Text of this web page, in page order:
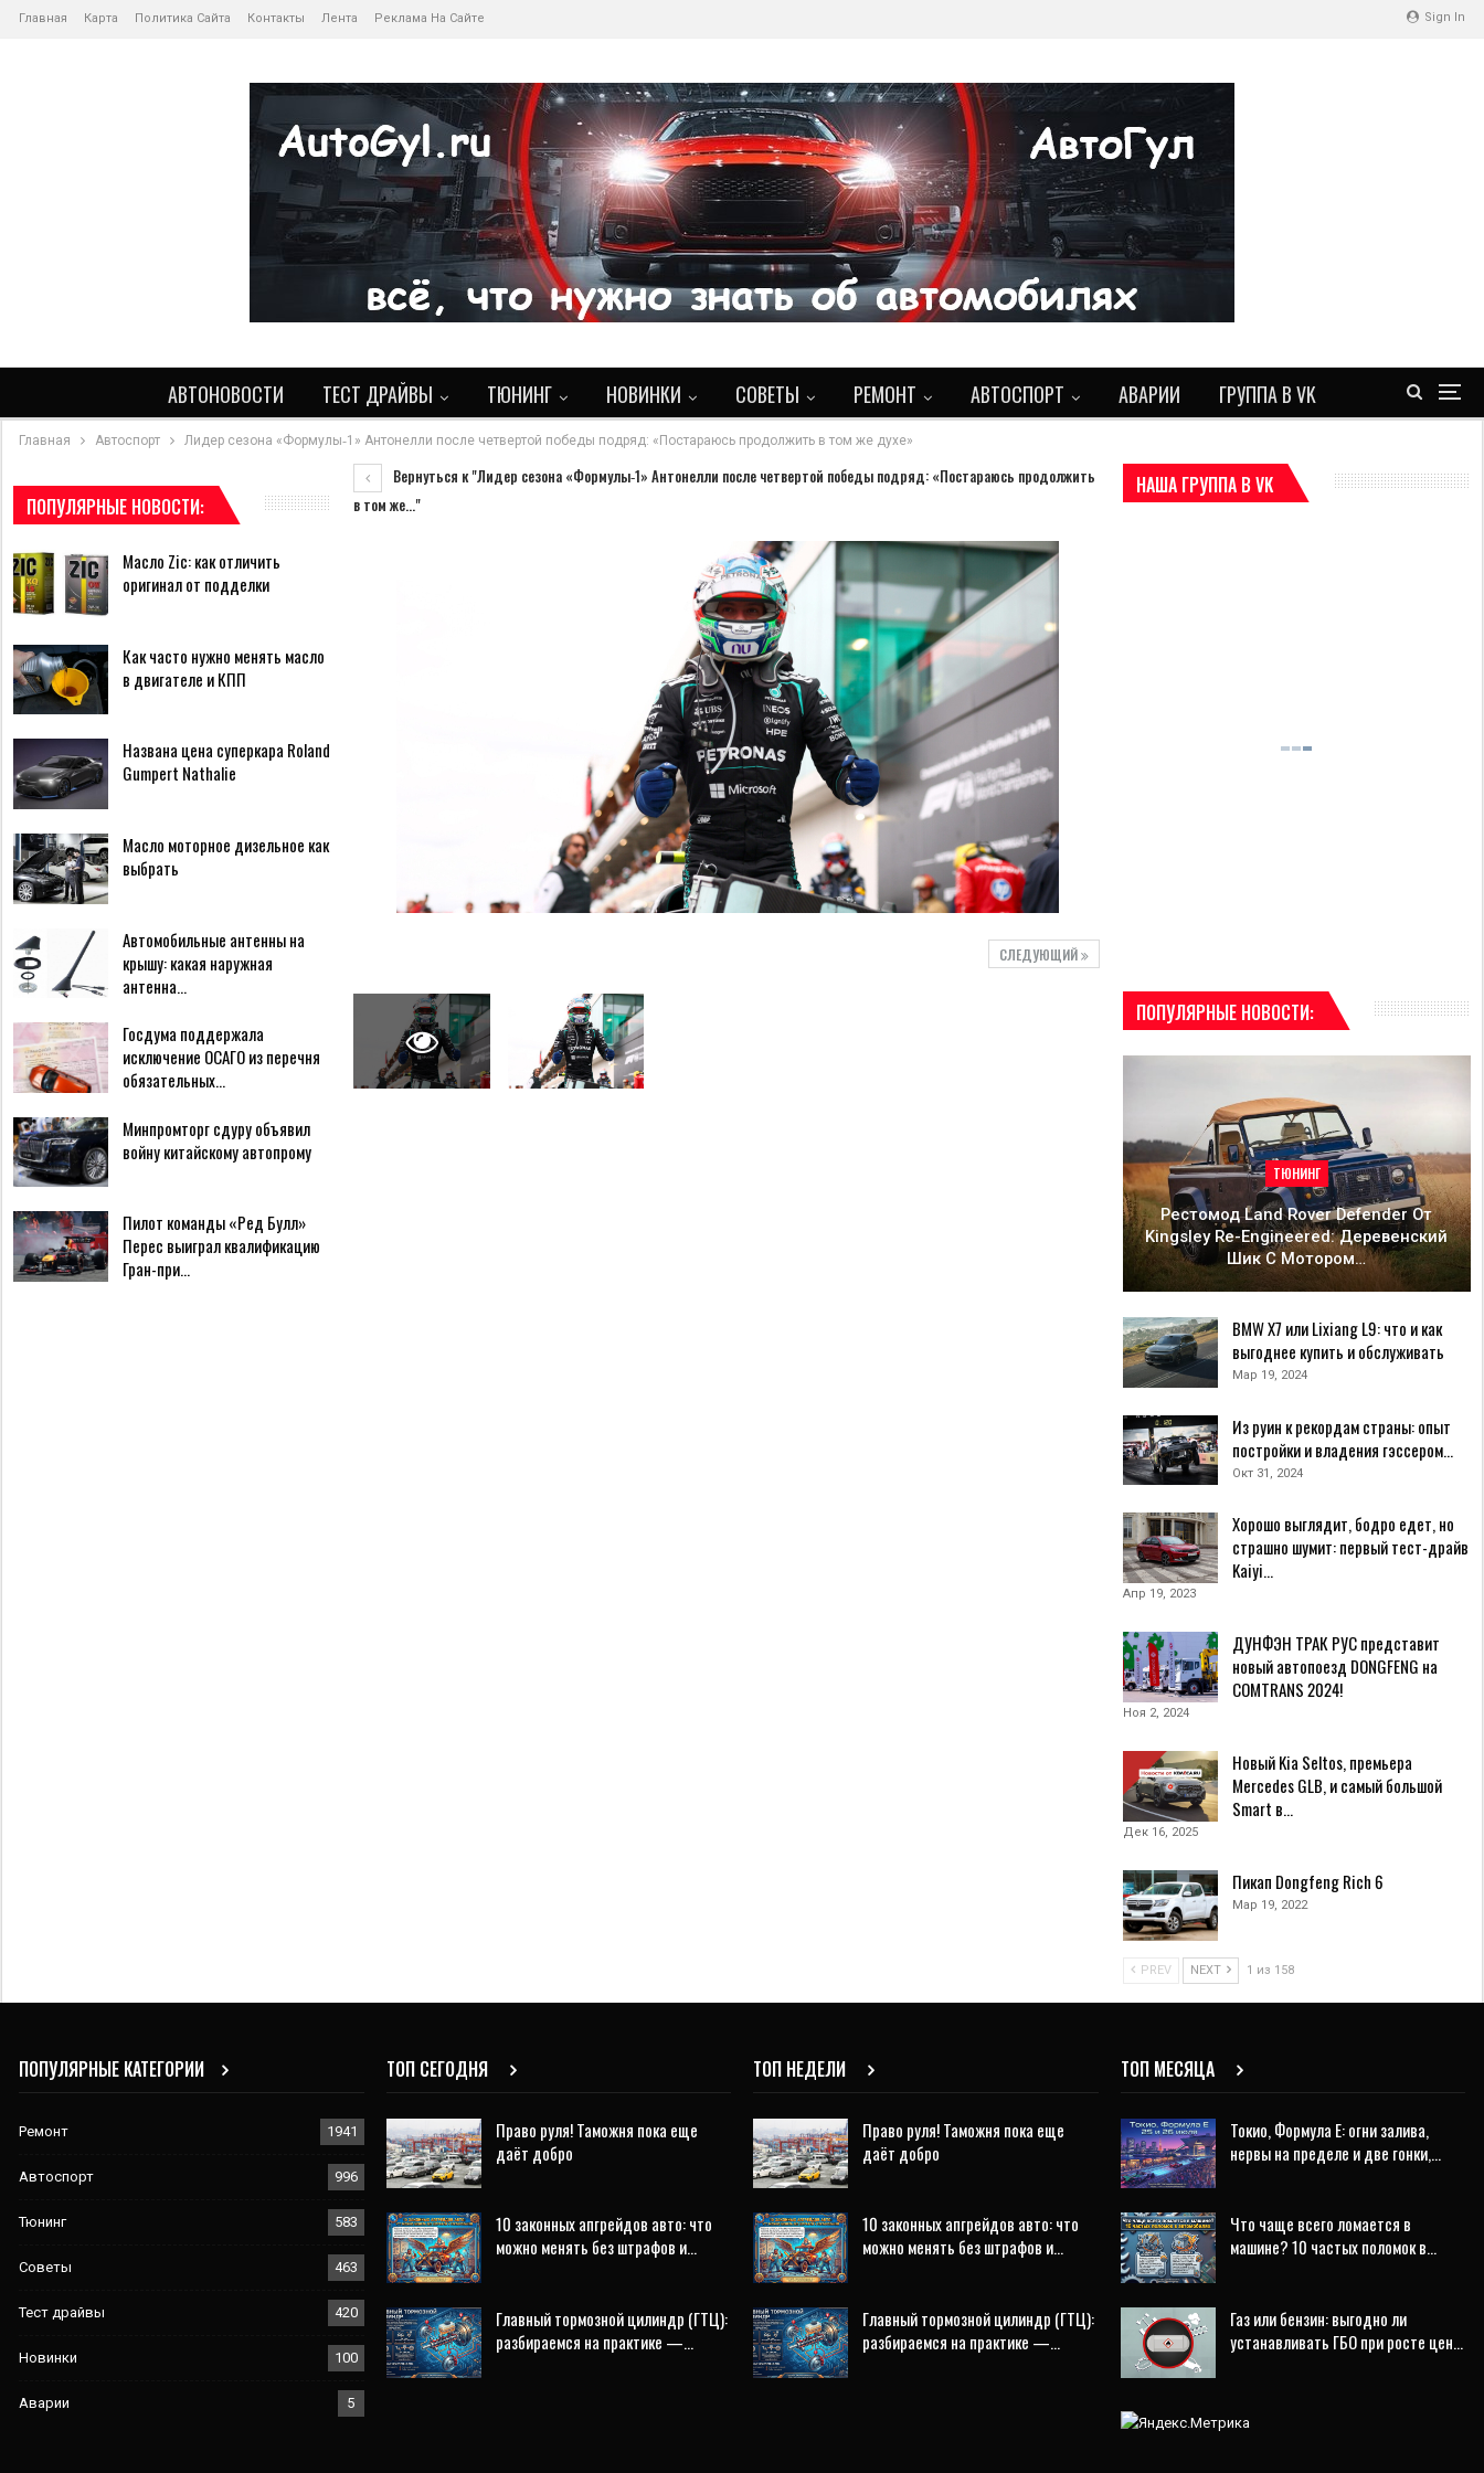
Sign In
Главная Карта Политика Сайта Контакты Лента Реклама На Сайте
АВТОНОВОСТИ ТЕСТ ДРАЙВЫ ТЮНИНГ НОВИНКИ СОВЕТЫ РЕМОНТ АВТОСПОРТ АВАРИИ ГРУППА В VK
Главная Автоспорт Лидер сезона «Формулы‑1» Антонелли после четвертой победы подряд: «Постараюсь продолжить в том же духе»
Вернуться к "Лидер сезона «Формулы‑1» Антонелли после четвертой победы подряд: «Постараюсь продолжить
в том же…"
СЛЕДУЮЩИЙ
НАША ГРУППА В VK
ПОПУЛЯРНЫЕ НОВОСТИ:
ТЮНИНГ
Рестомод Land Rover Defender От
Kingsley Re-Engineered: Деревенский
Шик С Мотором…
BMW X7 или Lixiang L9: что и как
выгоднее купить и обслуживать
Мар 19, 2024
Из руин к рекордам страны: опыт
постройки и владения гэссером…
Окт 31, 2024
Хорошо выглядит, бодро едет, но
страшно шумит: первый тест-драйв
Kaiyi…
Апр 19, 2023
ДУНФЭН ТРАК РУС представит
новый автопоезд DONGFENG на
COMTRANS 2024!
Ноя 2, 2024
Новый Kia Seltos, премьера
Mercedes GLB, и самый большой
Smart в…
Дек 16, 2025
Пикап Dongfeng Rich 6
Мар 19, 2022
PREV NEXT 1 из 158
ПОПУЛЯРНЫЕ НОВОСТИ:
Масло Zic: как отличить
оригинал от подделки
Как часто нужно менять масло
в двигателе и КПП
Названа цена суперкара Roland
Gumpert Nathalie
Масло моторное дизельное как
выбрать
Автомобильные антенны на
крышу: какая наружная
антенна…
Госдума поддержала
исключение ОСАГО из перечня
обязательных…
Минпромторг сдуру объявил
войну китайскому автопрому
Пилот команды «Ред Булл»
Перес выиграл квалификацию
Гран-при…
ПОПУЛЯРНЫЕ КАТЕГОРИИ
Ремонт 1941
Автоспорт 996
Тюнинг 583
Советы 463
Тест драйвы 420
Новинки 100
Аварии 5
ТОП СЕГОДНЯ
Право руля! Таможня пока еще
даёт добро
10 законных апгрейдов авто: что
можно менять без штрафов и…
Главный тормозной цилиндр (ГТЦ):
разбираемся на практике —…
ТОП НЕДЕЛИ
Право руля! Таможня пока еще
даёт добро
10 законных апгрейдов авто: что
можно менять без штрафов и…
Главный тормозной цилиндр (ГТЦ):
разбираемся на практике —…
ТОП МЕСЯЦА
Токио, Формула E: огни залива,
нервы на пределе и две гонки,…
Что чаще всего ломается в
машине? 10 частых поломок в…
Газ или бензин: выгодно ли
устанавливать ГБО при росте цен…